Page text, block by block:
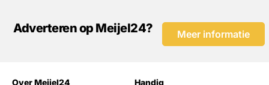
Adverteren op Meijel24? Meer informatie
Over Meijel24 Handig